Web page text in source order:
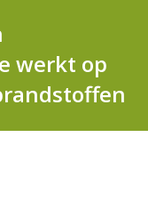
werkt op